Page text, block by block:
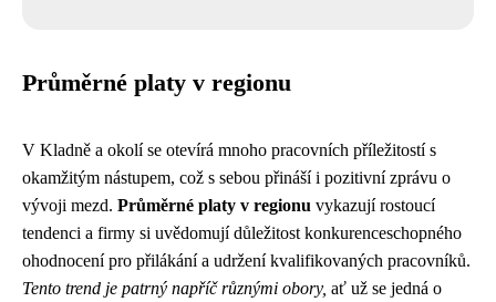
Průměrné platy v regionu
V Kladně a okolí se otevírá mnoho pracovních příležitostí s
okamžitým nástupem, což s sebou přináší i pozitivní zprávu o
vývoji mezd. Průměrné platy v regionu vykazují rostoucí
tendenci a firmy si uvědomují důležitost konkurenceschopného
ohodnocení pro přilákání a udržení kvalifikovaných pracovníků.
Tento trend je patrný napříč různými obory, ať už se jedná o